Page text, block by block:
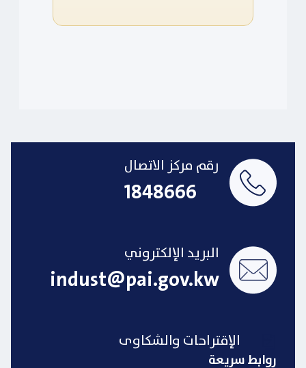
رقم مركز الاتصال
1848666
البريد الإلكتروني
indust@pai.gov.kw
الإقتراحات والشكاوى
روابط سريعة